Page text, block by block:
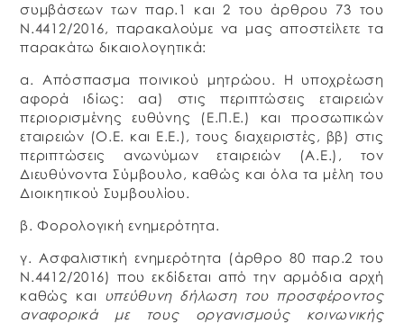
συμβάσεων των παρ.1 και 2 του άρθρου 73 του
Ν.4412/2016, παρακαλούμε να μας αποστείλετε τα
παρακάτω δικαιολογητικά:
α. Απόσπασμα ποινικού μητρώου. Η υποχρέωση
αφορά ιδίως: αα) στις περιπτώσεις εταιρειών
περιορισμένης ευθύνης (Ε.Π.Ε.) και προσωπικών
εταιρειών (Ο.Ε. και Ε.Ε.), τους διαχειριστές, ββ) στις
περιπτώσεις ανωνύμων εταιρειών (Α.Ε.), τον
Διευθύνοντα Σύμβουλο, καθώς και όλα τα μέλη του
Διοικητικού Συμβουλίου.
β. Φορολογική ενημερότητα.
γ. Ασφαλιστική ενημερότητα (άρθρο 80 παρ.2 του
Ν.4412/2016) που εκδίδεται από την αρμόδια αρχή
καθώς και υπεύθυνη δήλωση του προσφέροντος
αναφορικά με τους οργανισμούς κοινωνικής